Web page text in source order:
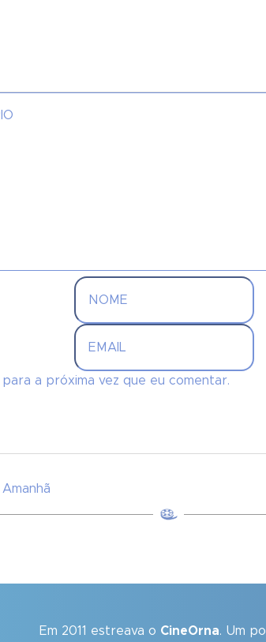
a próxima vez que eu comentar.
Em 2011 estreava o CineOrna. Um